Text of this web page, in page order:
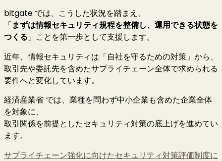
bitgate では、こうした状況を踏まえ、
「まずは情報セキュリティ規程を整備し、運用できる状態を
つくる」ことを第一歩として支援します。
近年、情報セキュリティは「自社を守るための対策」から、
取引先や委託先を含めたサプライチェーン全体で求められる
要件へと変化しています。
経済産業省 では、業種を問わず中小企業も含めた企業全体
を対象に、
取引関係を前提としたセキュリティ対策の底上げを進めてい
ます。
サプライチェーン強化に向けたセキュリティ対策評価制度に